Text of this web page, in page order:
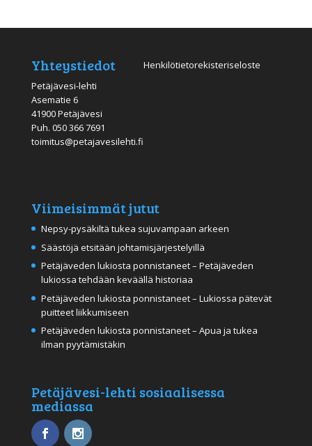
Yhteystiedot
Petäjävesi-lehti
Asematie 6
41900 Petäjävesi
Puh. 050 366 7691
toimitus@petajavesilehti.fi
Henkilötietorekisteriseloste
Viimeisimmät jutut
Nepsy-pysäkiltä tukea sujuvampaan arkeen
Säästöjä etsitään johtamisjärjestelyillä
Petäjäveden lukiosta ponnistaneet – Petäjäveden
lukiossa tehdään keväällä historiaa
Petäjäveden lukiosta ponnistaneet – Lukiossa pätevät
puitteet liikkumiseen
Petäjäveden lukiosta ponnistaneet – Apua ja tukea
ilman pyytämistäkin
Petäjävesi-lehti sosiaalisessa
mediassa